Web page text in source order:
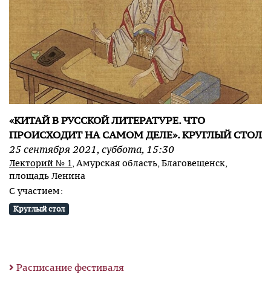
«КИТАЙ В РУССКОЙ ЛИТЕРАТУРЕ. ЧТО
ПРОИСХОДИТ НА САМОМ ДЕЛЕ». КРУГЛЫЙ СТОЛ
25сентября 2021,суббота, 15:30
Лекторий № 1, Амурская область, Благовещенск,
площадь Ленина
С участием:
Круглый стол
Расписание фестиваля